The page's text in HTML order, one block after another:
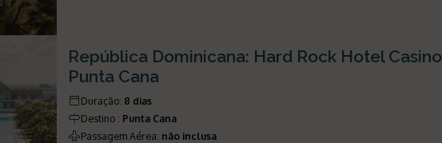
República Dominicana: Hard Rock Hotel Casino
Punta Cana
Duração: 8 dias
Destino : Punta Cana
Passagem Aérea: não inclusa